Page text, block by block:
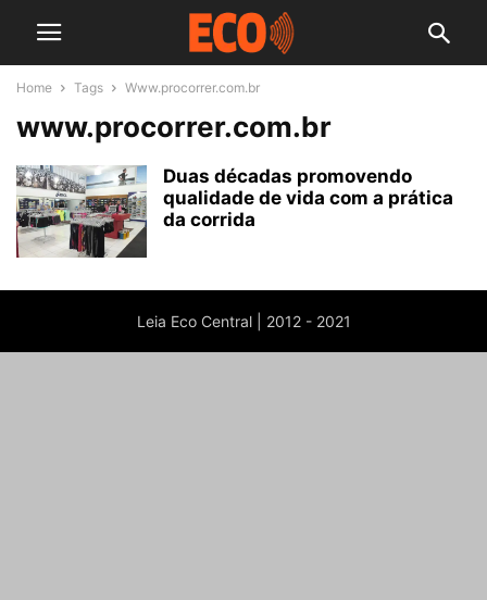
Home Tags Www.procorrer.com.br
www.procorrer.com.br
Duas décadas promovendo
qualidade de vida com a prática
da corrida
Leia Eco Central | 2012 - 2021